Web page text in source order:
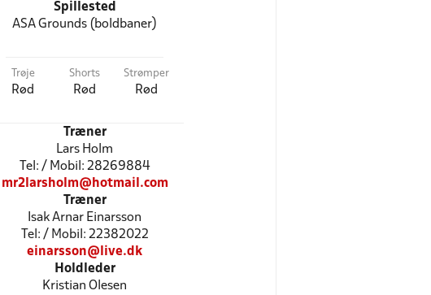
Spillested
ASA Grounds (boldbaner)
Trøje
Rød
Shorts
Rød
Strømper
Rød
Træner
Lars Holm
Tel: / Mobil: 28269884
mr2larsholm@hotmail.com
Træner
Isak Arnar Einarsson
Tel: / Mobil: 22382022
einarsson@live.dk
Holdleder
Kristian Olesen